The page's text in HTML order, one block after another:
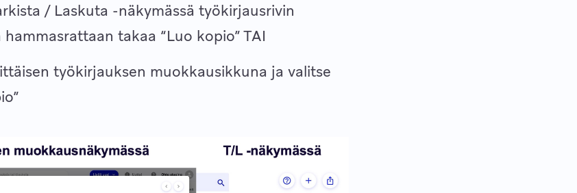
/ Laskuta -näkymässä työkirjausrivin
hammasrattaan takaa “Luo kopio” TAI
työkirjauksen muokkausikkuna ja valitse